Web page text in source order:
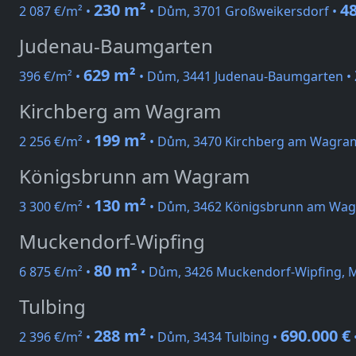
2 087 €/m² • 230 m² • Dům, 3701 Großweikersdorf •
Judenau-Baumgarten
396 €/m² • 629 m² • Dům, 3441 Judenau-Baumgarten •
Kirchberg am Wagram
2 256 €/m² • 199 m² • Dům, 3470 Kirchberg am
Königsbrunn am Wagram
3 300 €/m² • 130 m² • Dům, 3462 Königsbrunn am
Muckendorf-Wipfing
6 875 €/m² • 80 m² • Dům, 3426 Muckendorf-Wipfing,
Tulbing
2 396 €/m² • 288 m² • Dům, 3434 Tulbing • 690.000 €